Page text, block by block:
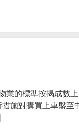
業的標準按揭成數
施對購買上車盤